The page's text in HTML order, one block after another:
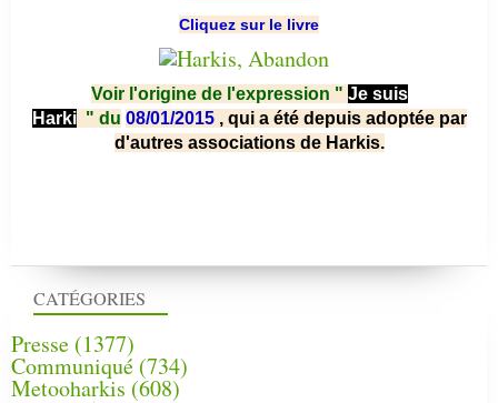
CATÉGORIES
Presse (1377)
Communiqué (734)
Metooharkis (608)
Cliquez sur le livre
Voir l'origine de l'expression " Je suis
Harki " du 08/01/2015 , qui a été depuis adoptée par
d'autres associations de Harkis.